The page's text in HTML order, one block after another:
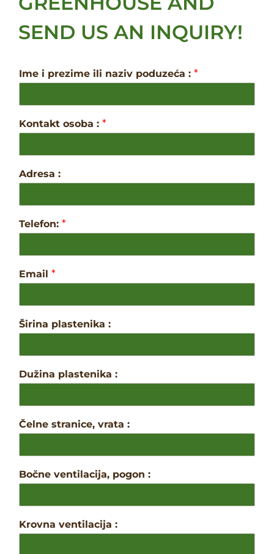
SEND US AN INQUIRY!
Ime i prezime ili naziv poduzeća : *
Kontakt osoba : *
Adresa :
Telefon: *
Email *
Širina plastenika :
Dužina plastenika :
Čelne stranice, vrata :
Bočne ventilacija, pogon :
Krovna ventilacija :